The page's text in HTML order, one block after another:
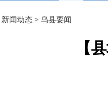
新闻动态 > 乌县要闻
【